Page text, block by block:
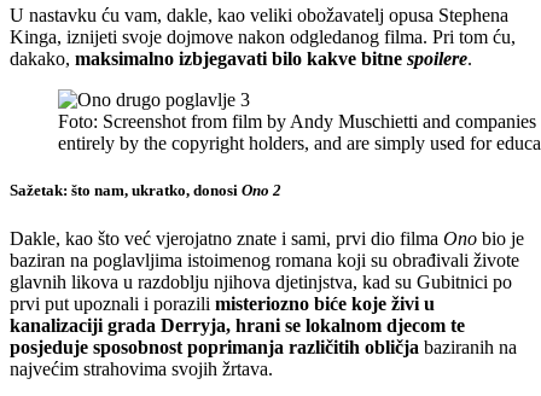
U nastavku ću vam, dakle, kao veliki obožavatelj opusa Stephena
Kinga, iznijeti svoje dojmove nakon odgledanog filma. Pri tom ću,
dakako, maksimalno izbjegavati bilo kakve bitne spoilere.
Foto: Screenshot from film by Andy Muschietti and
entirely by the copyright holders, and are simply used for
Sažetak: što nam, ukratko, donosi Ono 2
Dakle, kao što već vjerojatno znate i sami, prvi dio filma Ono bio je
baziran na poglavljima istoimenog romana koji su obrađivali živote
glavnih likova u razdoblju njihova djetinjstva, kad su Gubitnici po
prvi put upoznali i porazili misteriozno biće koje živi u
kanalizaciji grada Derryja, hrani se lokalnom djecom te
posjeduje sposobnost poprimanja različitih obličja baziranih na
najvećim strahovima svojih žrtava.